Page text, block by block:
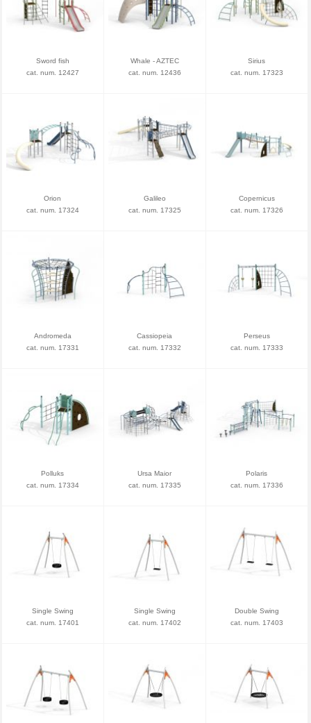
Sword fish
cat. num. 12427
Whale - AZTEC
cat. num. 12436
Sirius
cat. num. 17323
Orion
cat. num. 17324
Galileo
cat. num. 17325
Copernicus
cat. num. 17326
Andromeda
cat. num. 17331
Cassiopeia
cat. num. 17332
Perseus
cat. num. 17333
Polluks
cat. num. 17334
Ursa Maior
cat. num. 17335
Polaris
cat. num. 17336
Single Swing
cat. num. 17401
Single Swing
cat. num. 17402
Double Swing
cat. num. 17403